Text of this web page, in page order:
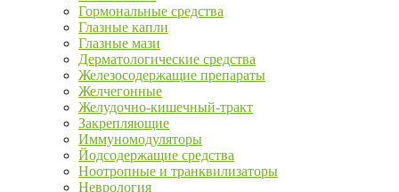
Гормональные средства
Глазные капли
Глазные мази
Дерматологические средства
Железосодержащие препараты
Желчегонные
Желудочно-кишечный-тракт
Закрепляющие
Иммуномодуляторы
Йодсодержащие средства
Ноотропные и транквилизаторы
Неврология